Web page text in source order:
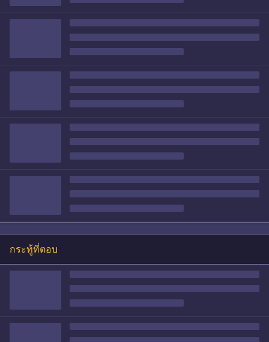
กระทู้ที่ตอบ